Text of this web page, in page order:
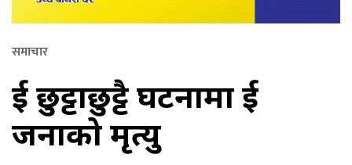
समाचार
दुई छुट्टाछुट्टै घटनामा दुई
जनाको मृत्यु